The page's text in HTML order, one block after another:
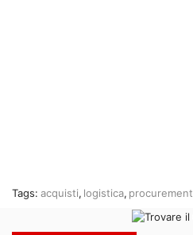
Tags: acquisti, logistica, procurement